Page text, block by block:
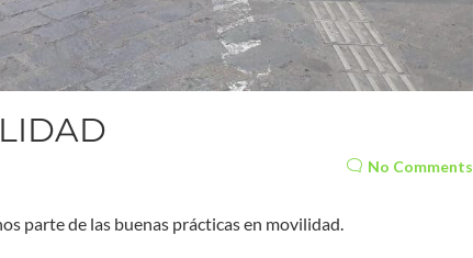
No Comments
parte de las buenas prácticas en movilidad.